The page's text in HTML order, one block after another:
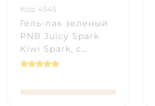
Код: 4545
Гель-лак зеленый
PNB Juicy Spark
Kiwi Spark, с
шиммером (8 мл)